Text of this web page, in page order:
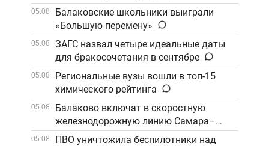
05.08
Балаковские школьники выиграли
«Большую перемену»
05.08
ЗАГС назвал четыре идеальные даты
для бракосочетания в сентябре
05.08
Региональные вузы вошли в топ-15
химического рейтинга
05.08
Балаково включат в скоростную
железнодорожную линию Самара–
Саратов
05.08
ПВО уничтожила беспилотники над